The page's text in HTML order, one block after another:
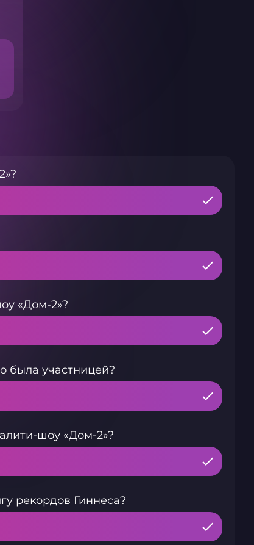
«Дом-2»?
была участницей?
шоу «Дом-2»?
рекордов Гиннеса?